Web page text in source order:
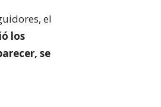
el
los
se